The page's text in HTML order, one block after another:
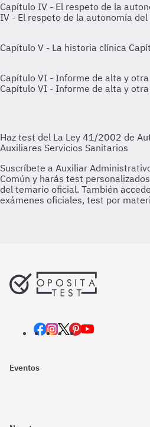
Capítulo IV - El respeto de la
IV - El respeto de la autonomía
Capítulo V - La historia clínica
Capítulo VI - Informe de alta y
Capítulo VI - Informe de alta y
Eventos